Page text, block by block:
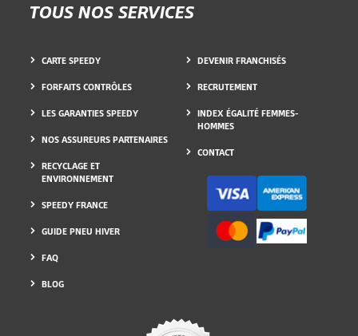
TOUS NOS SERVICES
CARTE SPEEDY
FORFAITS CONTRÔLES
LES GARANTIES SPEEDY
NOS ASSUREURS PARTENAIRES
RECYCLAGE ET
ENVIRONNEMENT
SPEEDY FRANCE
GUIDE PNEU HIVER
FAQ
BLOG
DEVENIR FRANCHISÉS
RECRUTEMENT
INDEX ÉGALITÉ FEMMES-
HOMMES
CONTACT